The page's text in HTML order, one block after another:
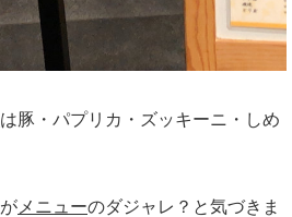
は豚・パプリカ・ズッキーニ・しめ
が メニューのダジャレ？と気づきま